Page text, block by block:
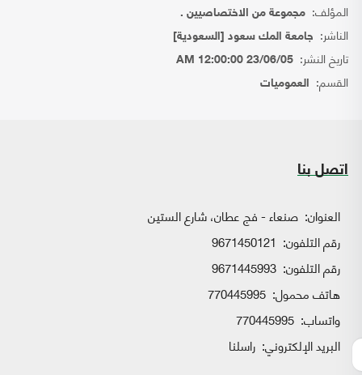
المؤلف: مجموعة من الاختصاصيين .
الناشر: جامعة المك سعود [السعودية]
تاريخ النشر: 23/06/05 12:00:00 AM
القسم: العموميات
اتصل بنا
العنوان: صنعاء - فج عطان، شارع الستين
رقم التلفون: 9671450121
رقم التلفون: 9671445993
هاتف محمول: 770445995
واتساب:
البريد الإلكتروني: راسلنا